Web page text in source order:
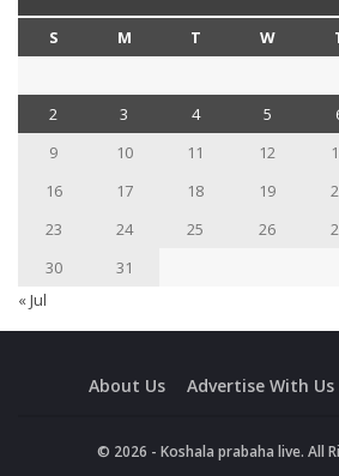
S M T W
2
3 4 5
9
10 11 12
16
17 18 19
23
24 25 26
30
31
« Jul
About Us Advertise With Us
© 2026 - Koshala prabaha live. All